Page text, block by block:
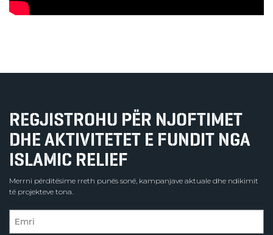
REGJISTROHU PËR NJOFTIMET
DHE AKTIVITETET E FUNDIT NGA
ISLAMIC RELIEF
Merrni përditësime rreth punës sonë, kampanjave aktuale dhe ndikimit
të projekteve tona.